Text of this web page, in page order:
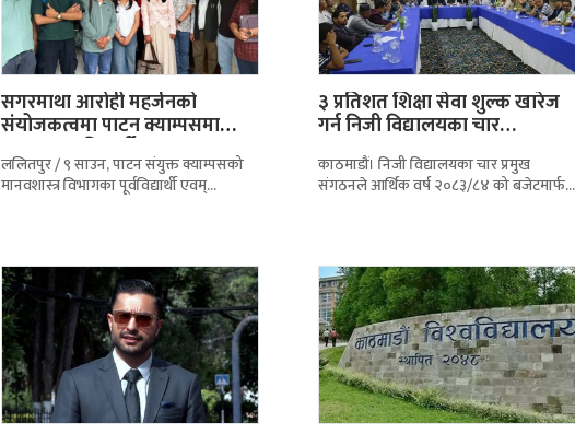
सगरमाथा आरोही महर्जनको
संयोजकत्वमा पाटन क्याम्पसमा
मानवशास्त्र विद्यार्थी सञ्जाल गठन
ललितपुर / ९ साउन, पाटन संयुक्त क्याम्पसको
मानवशास्त्र विभागका पूर्वविद्यार्थी एवम्
३ प्रतिशत शिक्षा सेवा शुल्क खारेज
गर्न निजी विद्यालयका चार…
काठमाडौं। निजी विद्यालयका चार प्रमुख
संगठनले आर्थिक वर्ष २०८३/८४ को बजेटमार्फत